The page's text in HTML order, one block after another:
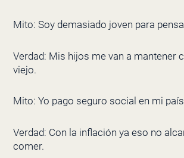
Mito: Soy demasiado joven para
Verdad: Mis hijos me van a mantener
viejo.
Mito: Yo pago seguro social en mi
Verdad: Con la inflación ya eso no
comer.